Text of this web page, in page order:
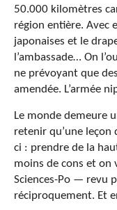
50.000 kilomètres
région entière. Avec
japonaises et le
l’ambassade… On
ne prévoyant que
amendée. L’armée
Le monde demeure
retenir qu’une leçon
ci : prendre de la
moins de cons et on
Sciences-Po — revu
réciproquement. Et